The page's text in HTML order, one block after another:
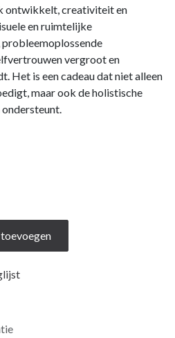
ontwikkelt, creativiteit en
en ruimtelijke
vergroot en
Het is een cadeau dat niet alleen
maar ook de holistische